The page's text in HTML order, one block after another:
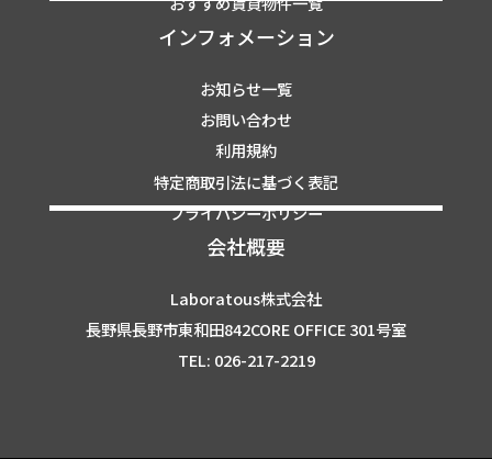
インフォメーション
お知らせ一覧
お問い合わせ
利用規約
特定商取引法に基づく表記
プライバシーポリシー
会社概要
Laboratous株式会社
長野県長野市東和田842CORE OFFICE 301号室
TEL: 026-217-2219